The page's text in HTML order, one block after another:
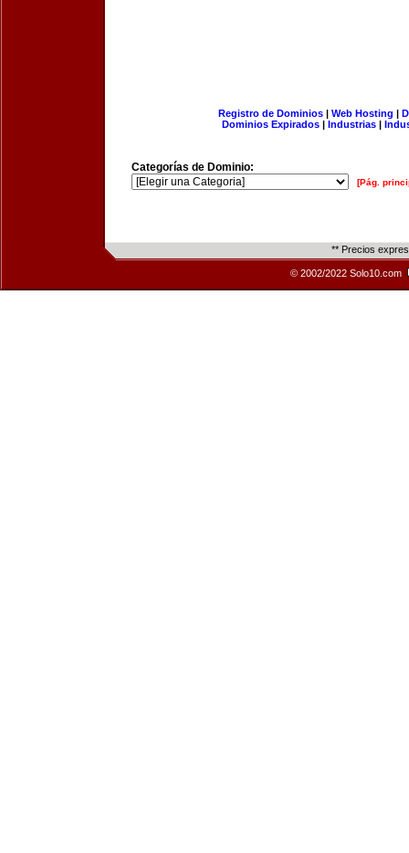
Registro de Dominios| Web Hosting |
Dominios Expirados | Industrias |
Categorías de Dominio:
[Pág.
** Precios
© 2002/2022 Solo10.com